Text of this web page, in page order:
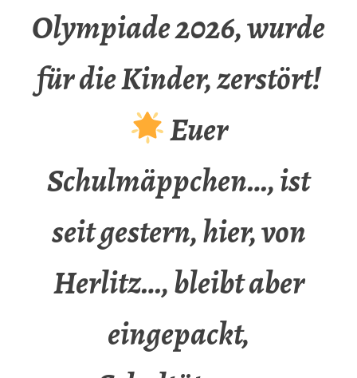
Olympiade 2026, wurde
für die Kinder, zerstört!
Euer
Schulmäppchen…, ist
seit gestern, hier, von
Herlitz…, bleibt aber
eingepackt,